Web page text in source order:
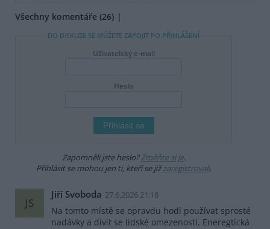
Všechny komentáře (26)
DO DISKUZE SE MŮŽETE ZAPOJIT PO PŘIHLÁŠENÍ
Uživatelský e-mail
Heslo
Zapomněli jste heslo?Změňte si je.
Přihlásit se mohou jen ti, kteří se jižzaregistrovali.
JS
Jiří Svoboda 27.6.2026 21:18
Na tomto místě se opravdu hodí používat sprosté
nadávky a divit se lidské omezenosti. Eneregtická